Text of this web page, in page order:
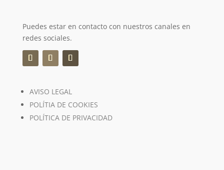
Puedes estar en contacto con nuestros canales en
redes sociales.
AVISO LEGAL
POLÍTIA DE COOKIES
POLÍTICA DE PRIVACIDAD